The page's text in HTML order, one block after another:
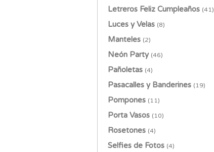
Globos Corazón (21)
Globos Cromados
Globos Cumpleaños
Globos de Aniversario
Globos de Letras
Globos de Números (18)
Globos Despedida Soltera
Globos Estándar
Globos Estrella
Globos Feliz Día (12)
Letreros Feliz Cumpleaños (41)
Luces y Velas (8)
Manteles (2)
Neón Party (46)
Pañoletas (4)
Pasacalles y Banderines (19)
Pompones (11)
Porta Vasos (10)
Rosetones (4)
Selfies de Fotos (4)